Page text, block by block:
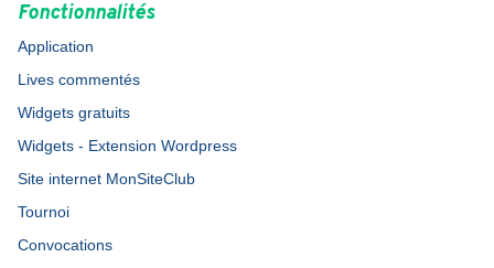
Fonctionnalités
Application
Lives commentés
Widgets gratuits
Widgets - Extension Wordpress
Site internet MonSiteClub
Tournoi
Convocations